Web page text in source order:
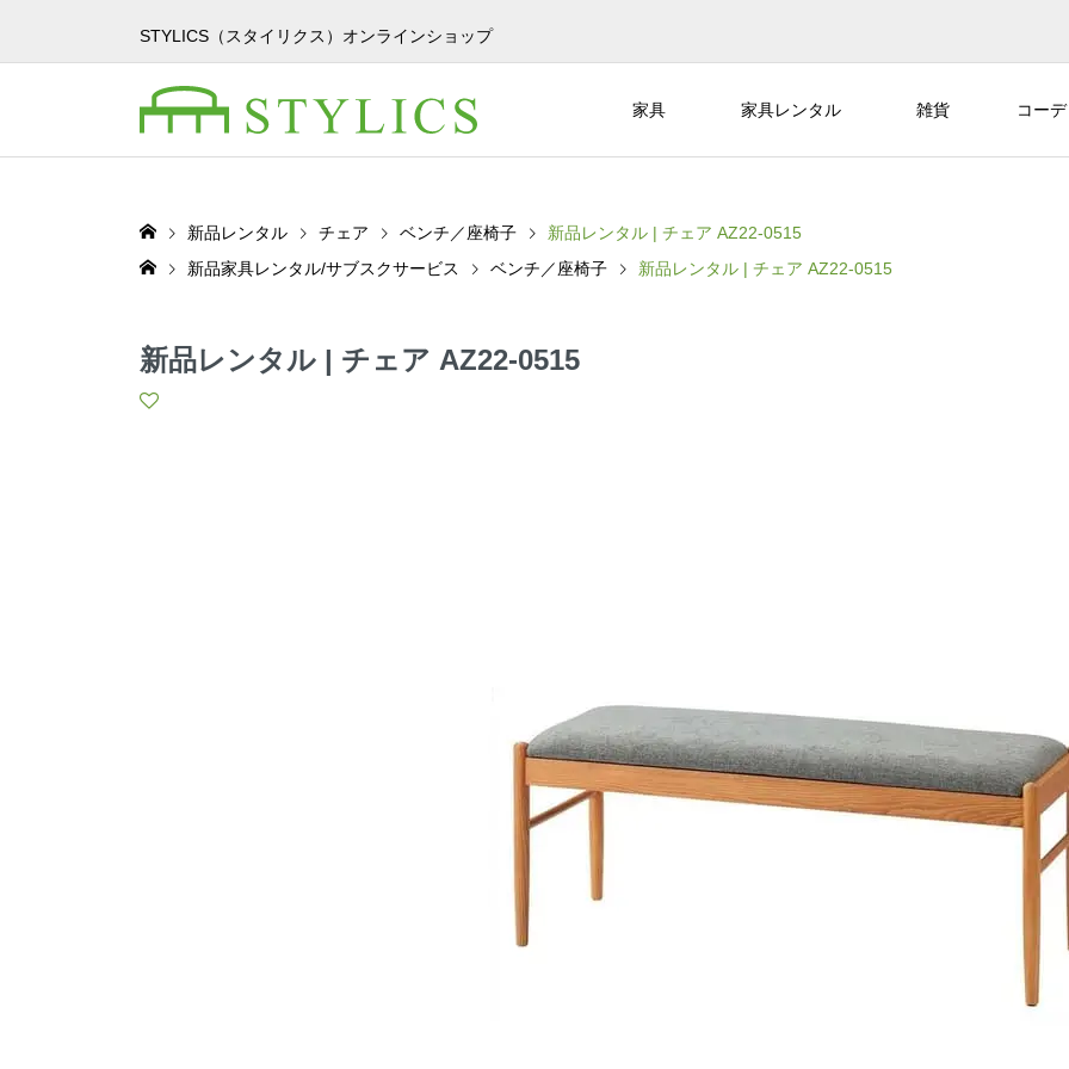
STYLICS（スタイリクス）オンラインショップ
家具 家具レンタル 雑貨 コー
新品レンタル チェア ベンチ／座椅子
新品レンタル | チェア AZ22-0515
新品家具レンタル/サブスクサービス
ベンチ／座椅子 新品レンタル | チェア AZ22-0515
新品レンタル | チェア AZ22-0515